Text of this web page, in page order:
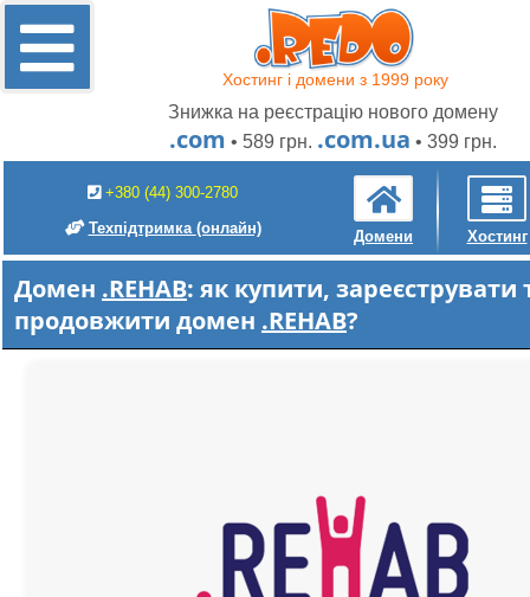
Хостинг і домени з 1999 року
Знижка на реєстрацію нового домену
.com • 589 грн. .com.ua • 399 грн.
+380 (44) 300-2780
Техпідтримка (онлайн) Домени Хостинг
Домен .REHAB: як купити, зареєструвати
продовжити домен .REHAB?